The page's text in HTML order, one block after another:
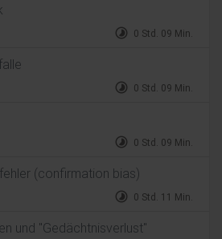
timelapse 0 Std. 09 Min.
timelapse 0 Std. 09 Min.
timelapse 0 Std. 09 Min.
(confirmation bias)
timelapse 0 Std. 11 Min.
und "Gedächtnisverlust"